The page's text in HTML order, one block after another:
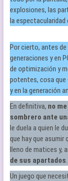
explosiones, las
la
Por cierto, antes
generaciones y en
de optimización y
potentes, cosa que
y en la generación
En definitiva, no
sombrero ante
le duela a quien le
que hay que
lleno de matices y,
de sus apartados.
Un juego que